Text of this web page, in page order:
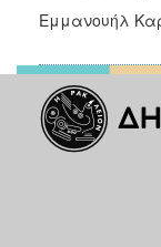
ΕΠΙΣΚΕΠΤΗΣ
ΗΡΑΚΛΕΙΟ